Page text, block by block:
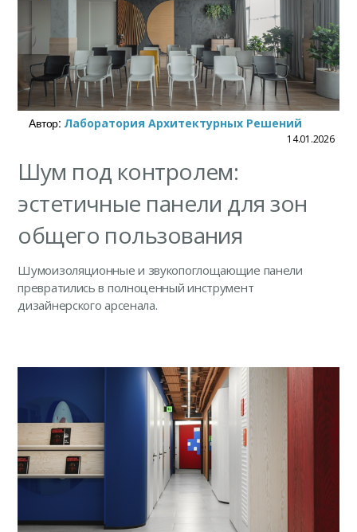
Автор: Лаборатория Архитектурных Решений
14.01.2026
Шум под контролем:
эстетичные панели для зон
общего пользования
Шумоизоляционные и звукопоглощающие панели
превратились в полноценный инструмент
дизайнерского арсенала.